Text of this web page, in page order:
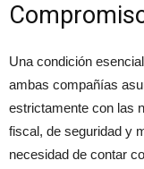
Una condición
ambas compañías
estrictamente con las
fiscal, de seguridad y
necesidad de contar